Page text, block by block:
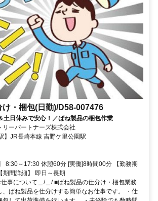
け・梱包(日勤)/D58-007476
日休みで安心！／ばね製品の梱包作業
リーパートナーズ株式会社
】JR長崎本線 吉野ケ里公園駅
8:30～17:30 休憩60分 [実働]8時間00分 【勤務期
期間詳細】 即日～長期
事について＿/＿/ ■ばね製品の仕分け・梱包業務
、ばね製品を仕分けする簡単なお仕事です。 ・仕